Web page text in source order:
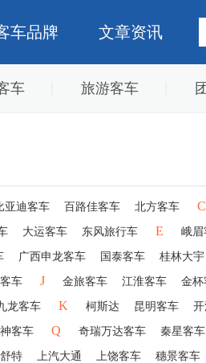
车品牌 文章资讯
车 旅游客车
亚迪客车 百路佳客车 北方客车 C
大运客车 东风旅行车 E 峨眉
广西申龙客车 国泰客车 桂林大宇
车 J 金旅客车 江淮客车 金杯
龙客车 K 柯斯达 昆明客车 开
客车 Q 奇瑞万达客车 秦星客车
特 上汽大通 上饶客车 穗景客车